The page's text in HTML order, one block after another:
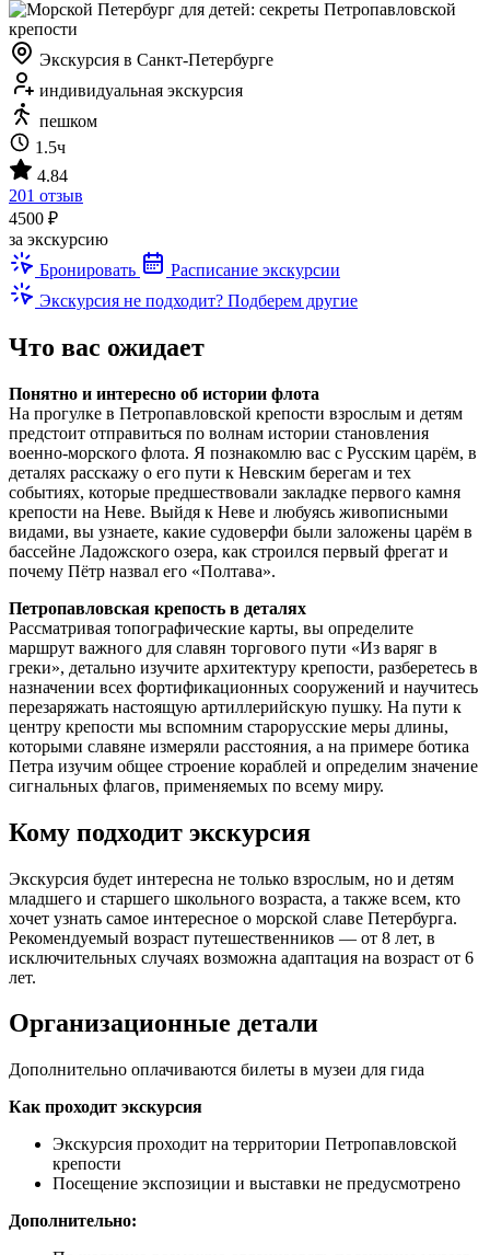
Экскурсия в Санкт-Петербурге
индивидуальная экскурсия
пешком
1.5ч
4.84
201 отзыв
4500 ₽
за экскурсию
Бронировать
Расписание экскурсии
Экскурсия не подходит? Подберем другие
Что вас ожидает
Понятно и интересно об истории флота
На прогулке в Петропавловской крепости взрослым и детям
предстоит отправиться по волнам истории становления
военно-морского флота. Я познакомлю вас с Русским царём, в
деталях расскажу о его пути к Невским берегам и тех
событиях, которые предшествовали закладке первого камня
крепости на Неве. Выйдя к Неве и любуясь живописными
видами, вы узнаете, какие судоверфи были заложены царём в
бассейне Ладожского озера, как строился первый фрегат и
почему Пётр назвал его «Полтава».
Петропавловская крепость в деталях
Рассматривая топографические карты, вы определите
маршрут важного для славян торгового пути «Из варяг в
греки», детально изучите архитектуру крепости, разберетесь в
назначении всех фортификационных сооружений и научитесь
перезаряжать настоящую артиллерийскую пушку. На пути к
центру крепости мы вспомним старорусские меры длины,
которыми славяне измеряли расстояния, а на примере ботика
Петра изучим общее строение кораблей и определим значение
сигнальных флагов, применяемых по всему миру.
Кому подходит экскурсия
Экскурсия будет интересна не только взрослым, но и детям
младшего и старшего школьного возраста, а также всем, кто
хочет узнать самое интересное о морской славе Петербурга.
Рекомендуемый возраст путешественников — от 8 лет, в
исключительных случаях возможна адаптация на возраст от 6
лет.
Организационные детали
Дополнительно оплачиваются билеты в музеи для гида
Как проходит экскурсия
Экскурсия проходит на территории Петропавловской
крепости
Посещение экспозиции и выставки не предусмотрено
Дополнительно: